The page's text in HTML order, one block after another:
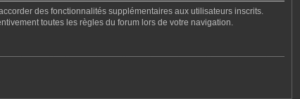
des fonctionnalités supplémentaires aux utilisateurs inscrits.
toutes les règles du forum lors de votre navigation.